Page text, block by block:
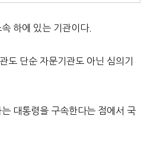
하에 있는 기관이다.
도 단순 자문기관도 아닌 심의기
대통령을 구속한다는 점에서 국